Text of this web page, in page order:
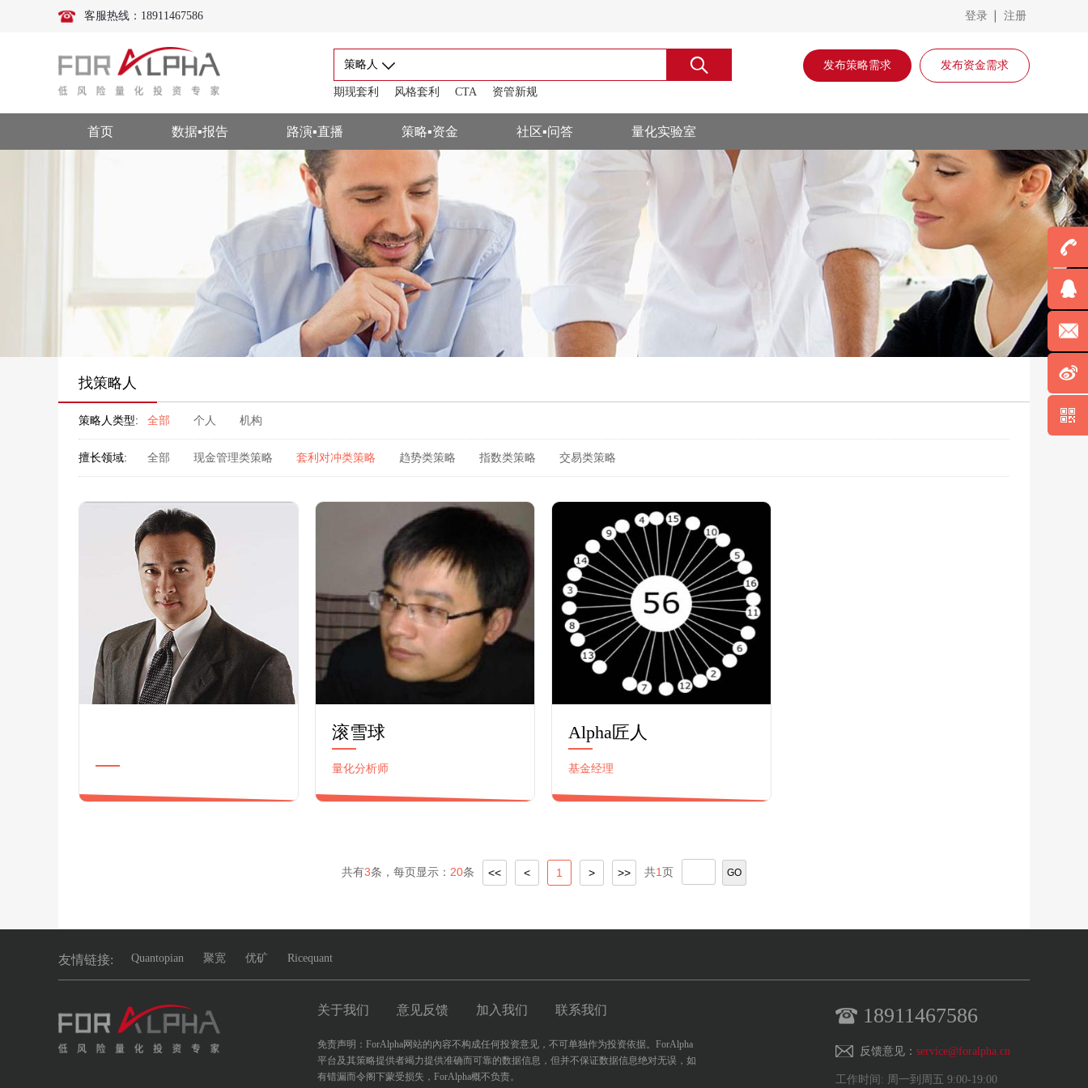
客服热线：18911467586 登录 注册
策略人
期现套利 风格套利 CTA
资管新规
发布策略需求 发布资金需求
首页 数据▪报告 路演▪直播 策略▪资金 社区▪问答 量化实验室
找策略人
策略人类型: 全部 个人 机构
擅长领域: 全部 现金管理类策略 套利对冲类策略 趋势类策略 指数类策略 交易类策略
清华金融博士，8年公募基金资产
滚雪球
量化分析师
证券公司金融工程研究数十年！
Alpha匠人
基金经理
十年金融工程研究经历，三年公募
共有3条，每页显示： 20条 << < 1 > >> 共1页 GO
友情链接: Quantopian 聚宽 优矿 Ricequant
关于我们 意见反馈 加入我们 联系我们
免责声明：ForAlpha网站的內容不构成任何投资意见，不可单独作为投资依据。ForAlpha
平台及其策略提供者竭力提供准确而可靠的数据信息，但并不保证数据信息绝对无误，如
有错漏而令阁下蒙受损失，ForAlpha概不负责。
18911467586
反馈意见： service@foralpha.cn
工作时间: 周一到周五 9:00-19:00